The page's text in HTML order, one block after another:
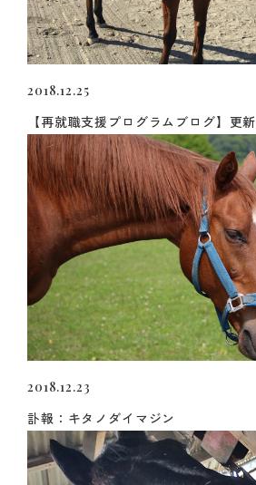
2018.12.25
【再就職支援プログラムブログ】更
2018.12.23
訃報：キタノダイマジン